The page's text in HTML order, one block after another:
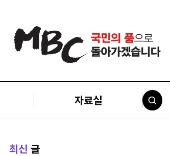
자료실
최신 글